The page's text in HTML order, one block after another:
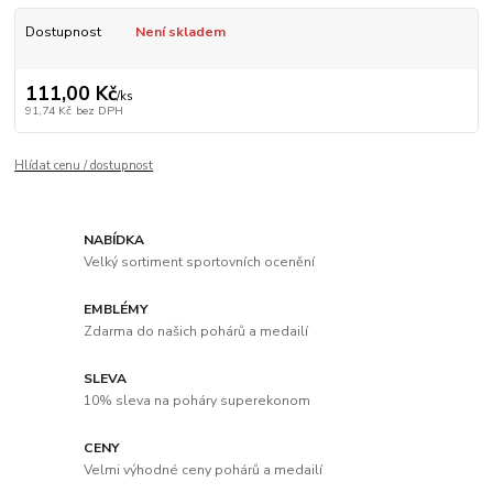
Dostupnost Není skladem
111,00 Kč/ks
91,74 Kč bez DPH
Hlídat cenu / dostupnost
NABÍDKA
Velký sortiment sportovních ocenění
EMBLÉMY
Zdarma do našich pohárů a medailí
SLEVA
10% sleva na poháry superekonom
CENY
Velmi výhodné ceny pohárů a medailí